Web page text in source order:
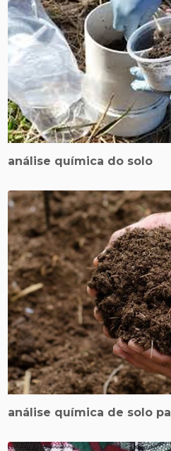
análise química do solo
análise química de solo